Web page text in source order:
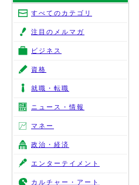
すべてのカテゴリ
注目のメルマガ
ビジネス
資格
就職・転職
ニュース・情報
マネー
政治・経済
エンターテイメント
カルチャー・アート